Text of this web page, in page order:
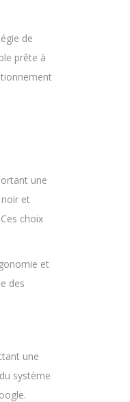
de
prête à
une
et
choix
et
des
une
système